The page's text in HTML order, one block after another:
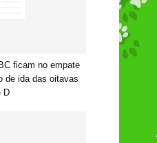
ficam no empate
de ida das oitavas
D